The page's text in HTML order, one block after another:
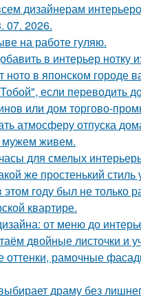
дизайнерам
07. 2026.
на работе гуляю.
в интерьер нотку
ното в японском городе
если переводить
или дом торгово-
атмосферу отпуска
мужем живем.
для смелых
же простенький
этом году был не только
квартире.
от меню до
двойные листочки и
рамочные
драму без